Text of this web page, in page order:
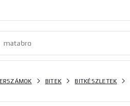
BITEK BITKÉSZLETEK